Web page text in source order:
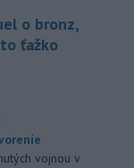
o bronz,
ťažko
vojnou v